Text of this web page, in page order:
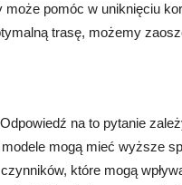
może pomóc w uniknięciu
trasę, możemy
na to pytanie
mogą mieć wyższe
które mogą